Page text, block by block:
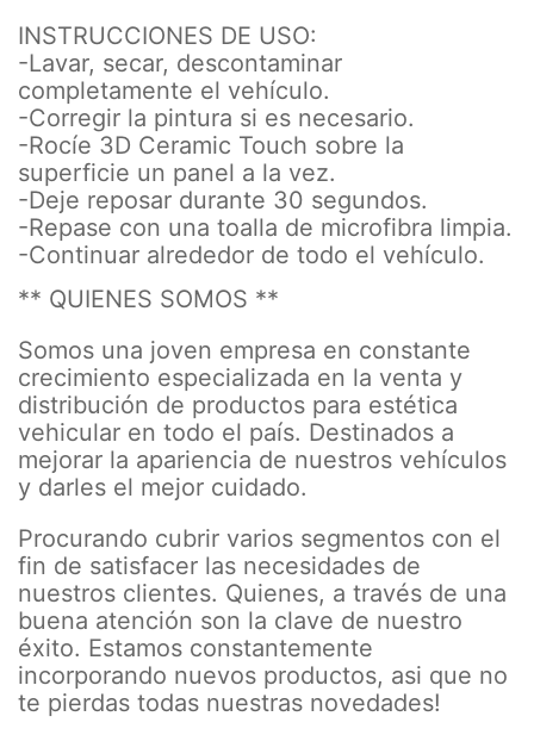
INSTRUCCIONES DE USO:
-Lavar, secar, descontaminar
completamente el vehículo.
-Corregir la pintura si es necesario.
-Rocíe 3D Ceramic Touch sobre la
superficie un panel a la vez.
-Deje reposar durante 30 segundos.
-Repase con una toalla de microfibra limpia.
-Continuar alrededor de todo el vehículo.
** QUIENES SOMOS **
Somos una joven empresa en constante
crecimiento especializada en la venta y
distribución de productos para estética
vehicular en todo el país. Destinados a
mejorar la apariencia de nuestros vehículos
y darles el mejor cuidado.
Procurando cubrir varios segmentos con el
fin de satisfacer las necesidades de
nuestros clientes. Quienes, a través de una
buena atención son la clave de nuestro
éxito. Estamos constantemente
incorporando nuevos productos, asi que no
te pierdas todas nuestras novedades!